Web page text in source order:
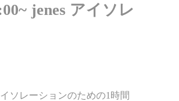
jenes アイソレ
ソレーションのための1時間